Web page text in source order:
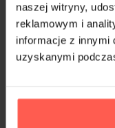
naszej witryny,
reklamowym i
informacje z innymi
uzyskanymi